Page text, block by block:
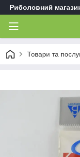
Риболовний
Товари та